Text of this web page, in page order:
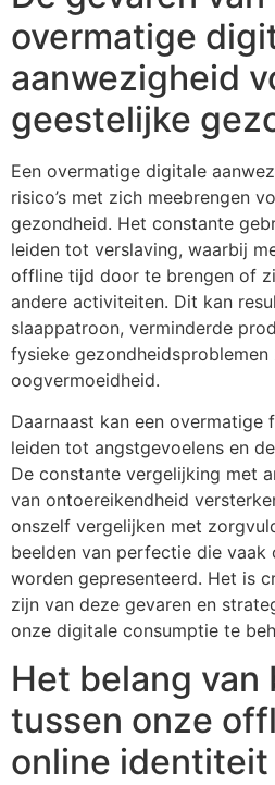
overmatige
aanwezigheid
geestelijke
Een overmatige digitale
risico’s met zich meebrengen
gezondheid. Het constante
leiden tot verslaving, waarbij
offline tijd door te brengen of
andere activiteiten. Dit kan
slaappatroon, verminderde
fysieke
oogvermoeidheid.
Daarnaast kan een overmatige
leiden tot angstgevoelens en
De constante vergelijking met
van ontoereikendheid
onszelf vergelijken met
beelden van perfectie die
worden gepresenteerd. Het is
zijn van deze gevaren en
onze digitale consumptie te
Het belang van
tussen onze
online identiteit